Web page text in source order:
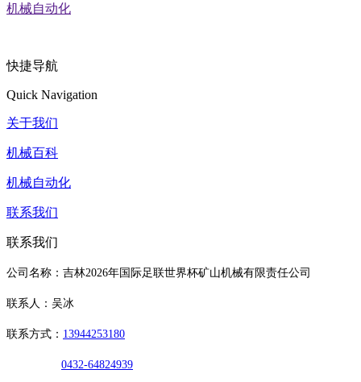
机械自动化
快捷导航
Quick Navigation
关于我们
机械百科
机械自动化
联系我们
联系我们
公司名称：吉林2026年国际足联世界杯矿山机械有限责任公司
联系人：吴冰
联系方式： 13944253180
0432-64824939